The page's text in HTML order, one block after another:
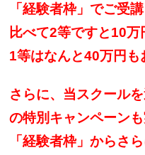
「経験者枠」でご受
比べて2等ですと10万
1等はなんと40万円も
さらに、当スクール
の特別キャンペーン
「経験者枠」からさ